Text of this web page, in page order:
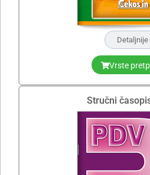
Detaljnije
Vrste
Stručni